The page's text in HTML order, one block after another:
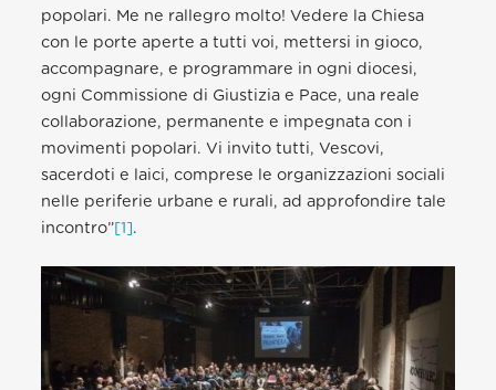
popolari. Me ne rallegro molto! Vedere la Chiesa
con le porte aperte a tutti voi, mettersi in gioco,
accompagnare, e programmare in ogni diocesi,
ogni Commissione di Giustizia e Pace, una reale
collaborazione, permanente e impegnata con i
movimenti popolari. Vi invito tutti, Vescovi,
sacerdoti e laici, comprese le organizzazioni sociali
nelle periferie urbane e rurali, ad approfondire tale
incontro”[1] .